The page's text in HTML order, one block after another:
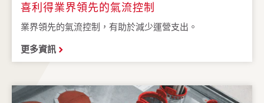
喜利得業界領先的氣流控制
業界領先的氣流控制，有助於減少運營支出。
更多資訊